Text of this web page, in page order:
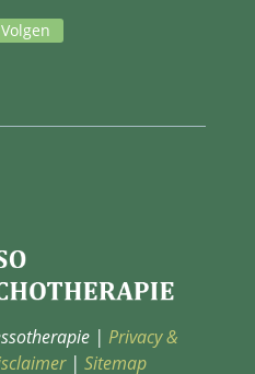
Volgen
| Privacy &
| Sitemap